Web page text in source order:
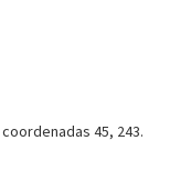
45, 243.